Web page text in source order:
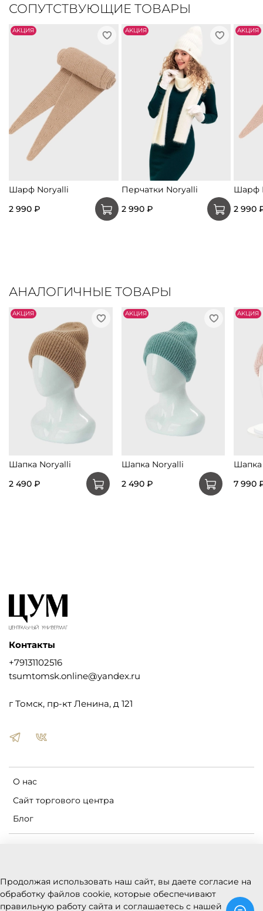
СОПУТСТВУЮЩИЕ ТОВАРЫ
АKЦИЯ
Шарф Noryalli
2 990 ₽
АKЦИЯ
Перчатки Noryalli
2 990 ₽
АKЦИЯ
Шарф
2 990
АНАЛОГИЧНЫЕ ТОВАРЫ
АKЦИЯ
Шапка Noryalli
2 490 ₽
АKЦИЯ
Шапка Noryalli
2 490 ₽
АKЦИЯ
7 990
О нас
Сайт торгового центра
Блог
Условия обмена и возврата
Реквизиты
Контакты
+79131102516
tsumtomsk.online@yandex.ru
г Томск, пр-кт Ленина, д 121
Продолжая использовать наш сайт, вы даете согласие на
обработку файлов cookie, которые обеспечивают
правильную работу сайта и соглашаетесь с нашей